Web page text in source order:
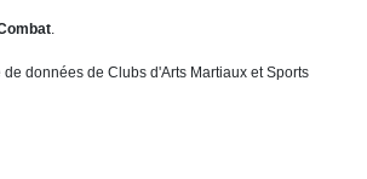
.
données de Clubs d'Arts Martiaux et Sports